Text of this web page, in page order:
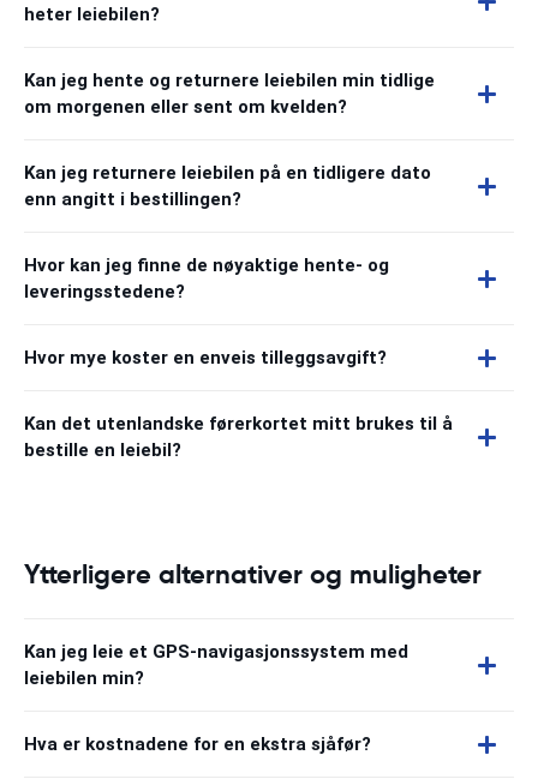
heter leiebilen?
Kan jeg hente og returnere leiebilen min tidlige
om morgenen eller sent om kvelden?
Kan jeg returnere leiebilen på en tidligere dato
enn angitt i bestillingen?
Hvor kan jeg finne de nøyaktige hente- og
leveringsstedene?
Hvor mye koster en enveis tilleggsavgift?
Kan det utenlandske førerkortet mitt brukes til å
bestille en leiebil?
Ytterligere alternativer og muligheter
Kan jeg leie et GPS-navigasjonssystem med
leiebilen min?
Hva er kostnadene for en ekstra sjåfør?